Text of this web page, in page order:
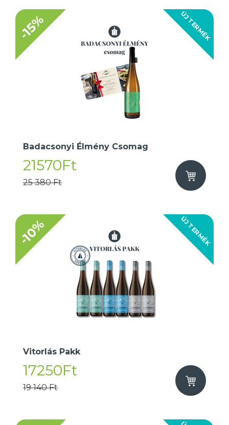
ÚJ TERMÉK
-15%
Badacsonyi Élmény Csomag
21570Ft
25 380 Ft
ÚJ TERMÉK
-10%
Vitorlás Pakk
17250Ft
19 140 Ft